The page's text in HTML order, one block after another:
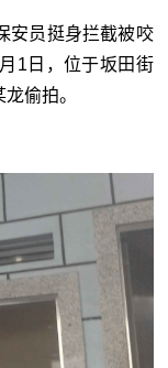
安员挺身拦截被咬
1日，位于坂田街
偷拍。